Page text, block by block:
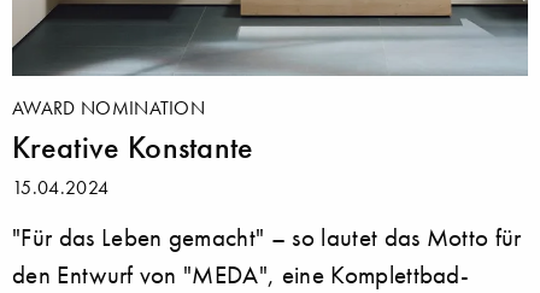
AWARD NOMINATION
Kreative Konstante
15.04.2024
"Für das Leben gemacht" – so lautet das Motto für
den Entwurf von "MEDA", eine Komplettbad-